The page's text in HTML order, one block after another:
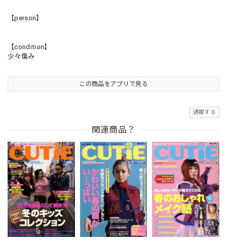
【person】
【condition】
少々傷み
この商品をアプリで見る
通報する
関連商品？